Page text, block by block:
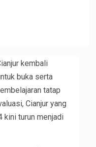
kembali
buka serta
tatap
Cianjur yang
turun menjadi